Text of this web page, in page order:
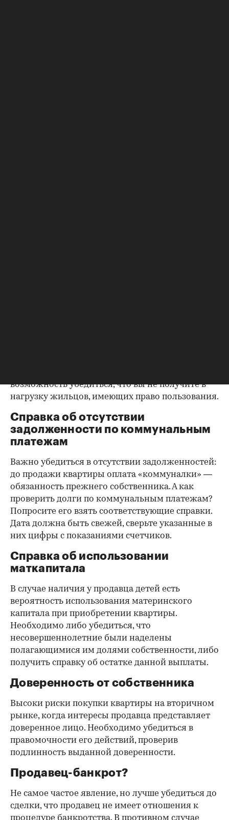
возможность убедиться, что вы не получите в
нагрузку жильцов, имеющих право пользования.
Справка об отсутствии
задолженности по коммунальным
платежам
Важно убедиться в отсутствии задолженностей:
до продажи квартиры оплата «коммуналки» —
обязанность прежнего собственника. А как
проверить долги по коммунальным платежам?
Попросите его взять соответствующие справки.
Дата должна быть свежей, сверьте указанные в
них цифры с показаниями счетчиков.
Справка об использовании
маткапитала
В случае наличия у продавца детей есть
вероятность использования материнского
капитала при приобретении квартиры.
Необходимо либо убедиться, что
несовершеннолетние были наделены
полагающимися им долями собственности, либо
получить справку об остатке данной выплаты.
Доверенность от собственника
Высоки риски покупки квартиры на вторичном
рынке, когда интересы продавца представляет
доверенное лицо. Необходимо убедиться в
правомочности его действий, проверив
подлинность выданной доверенности.
Продавец-банкрот?
Не самое частое явление, но лучше убедиться до
сделки, что продавец не имеет отношения к
процедуре банкротства. В противном случае